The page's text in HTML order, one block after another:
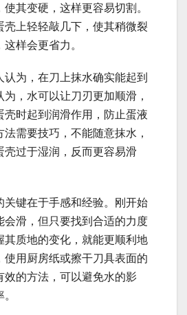
其变硬，这样更容易切割。
壳上轻轻敲几下，使其稍微裂
样会更省力。
为，在刀上抹水确实能起到
，水可以让刀刃更加顺滑，
壳时起到润滑作用，防止蛋液
需要技巧，不能随意抹水，
壳过于湿润，反而更容易滑
关键在于手感和经验。刚开始
会滑，但只要找到合适的力度
其质地的变化，就能更顺利地
使用厨房纸或擦干刀具表面的
效的方法，可以避免水的影